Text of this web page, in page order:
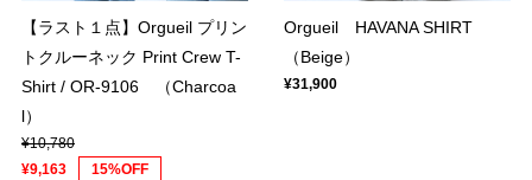
【ラスト１点】Orgueil プリン
トクルーネック Print Crew T-
Shirt / OR-9106 （Charcoa
l）
¥10,780
¥9,163
15%OFF
Orgueil HAVANA SHIRT
（Beige）
¥31,900